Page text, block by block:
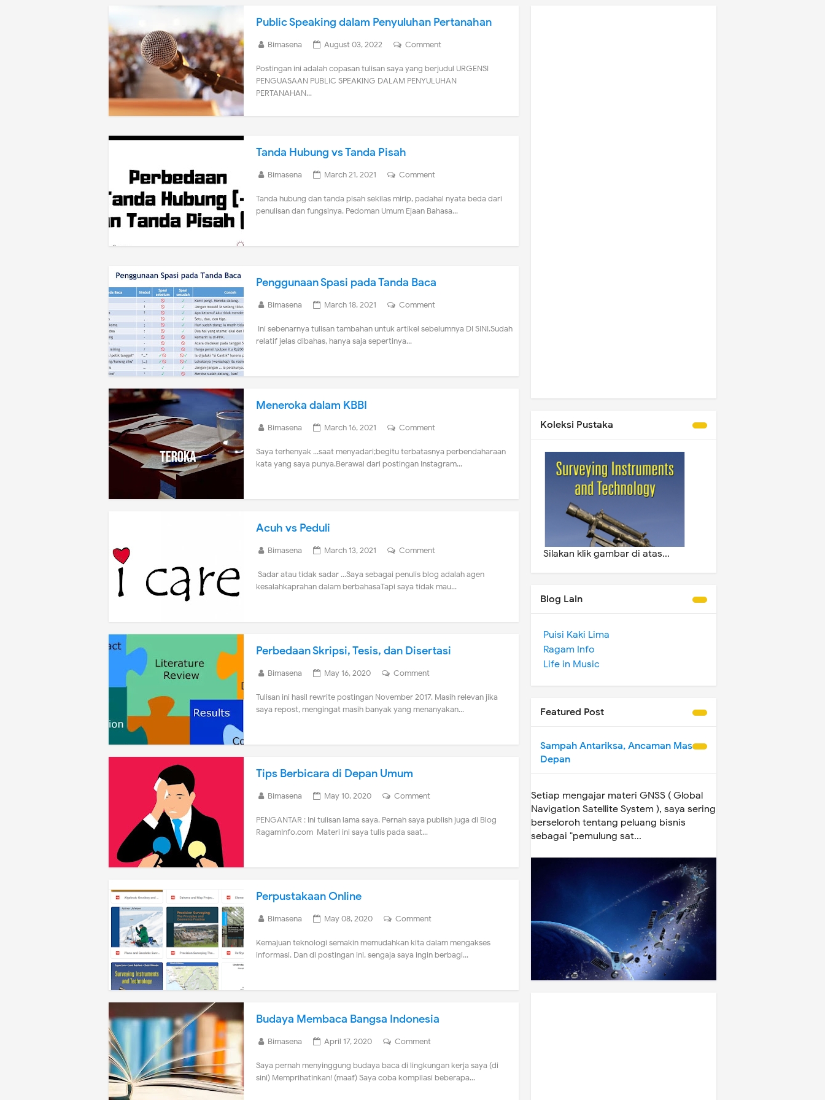
Public Speaking dalam Penyuluhan Pertanahan
Bimasena August 03, 2022 Comment
Postingan ini adalah copasan tulisan saya yang berjudul URGENSI
PENGUASAAN PUBLIC SPEAKING DALAM PENYULUHAN
PERTANAHAN...
Tanda Hubung vs Tanda Pisah
Bimasena March 21, 2021 Comment
Tanda hubung dan tanda pisah sekilas mirip, padahal nyata beda dari
penulisan dan fungsinya. Pedoman Umum Ejaan Bahasa...
Penggunaan Spasi pada Tanda Baca
Bimasena March 18, 2021 Comment
Ini sebenarnya tulisan tambahan untuk artikel sebelumnya DI SINI.Sudah
relatif jelas dibahas, hanya saja sepertinya...
Meneroka dalam KBBI
Bimasena March 16, 2021 Comment
Saya terhenyak ...saat menyadari;begitu terbatasnya perbendaharaan
kata yang saya punya.Berawal dari postingan Instagram...
Acuh vs Peduli
Bimasena March 13, 2021 Comment
Sadar atau tidak sadar ...Saya sebagai penulis blog adalah agen
kesalahkaprahan dalam berbahasaTapi saya tidak mau...
Perbedaan Skripsi, Tesis, dan Disertasi
Bimasena May 16, 2020 Comment
Tulisan ini hasil rewrite postingan November 2017. Masih relevan jika
saya repost, mengingat masih banyak yang menanyakan...
Tips Berbicara di Depan Umum
Bimasena May 10, 2020 Comment
PENGANTAR : Ini tulisan lama saya. Pernah saya publish juga di Blog
RagamInfo.com Materi ini saya tulis pada saat...
Perpustakaan Online
Bimasena May 08, 2020 Comment
Kemajuan teknologi semakin memudahkan kita dalam mengakses
informasi. Dan di postingan ini, sengaja saya ingin berbagi...
Budaya Membaca Bangsa Indonesia
Bimasena April 17, 2020 Comment
Saya pernah menyinggung budaya baca di lingkungan kerja saya (di
sini) Memprihatinkan! (maaf) Saya coba kompilasi beberapa...
Koleksi Pustaka
Silakan klik gambar di atas...
Blog Lain
Puisi Kaki Lima
Ragam Info
Life in Music
Featured Post
Sampah Antariksa, Ancaman Masa
Depan
Setiap mengajar materi GNSS ( Global
Navigation Satellite System ), saya sering
berseloroh tentang peluang bisnis
sebagai "pemulung sat...